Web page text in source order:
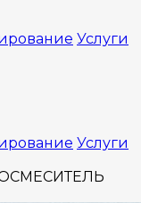
Услуги
Услуги